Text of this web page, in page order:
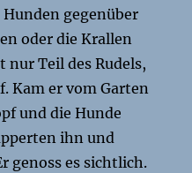
gegenüber
oder die Krallen
nur Teil des Rudels,
Kam er vom Garten
und die Hunde
ihn und
genoss es sichtlich.